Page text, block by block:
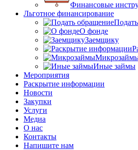
Финансовые
Льготное финансирование
О фонде
Заемщику
Иные займы
Мероприятия
Раскрытие информации
Новости
Закупки
Услуги
Медиа
О нас
Контакты
Напишите нам